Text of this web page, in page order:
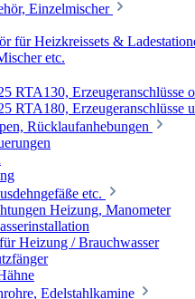
Einzelmischer
für Heizkreissets &
etc.
RTA130, Erzeugeranschlüsse
RTA180, Erzeugeranschlüsse
Rücklaufanhebungen
etc.
Heizung, Manometer
Heizung / Brauchwasser
Edelstahlkamine